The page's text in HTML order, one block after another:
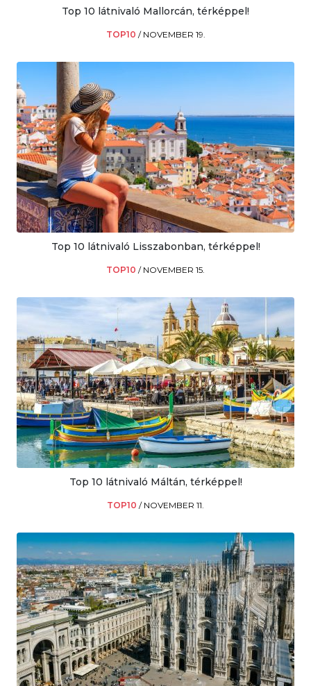
Top 10 látnivaló Mallorcán, térképpel!
TOP10 / NOVEMBER 19.
Top 10 látnivaló Lisszabonban, térképpel!
TOP10 / NOVEMBER 15.
Top 10 látnivaló Máltán, térképpel!
TOP10 / NOVEMBER 11.